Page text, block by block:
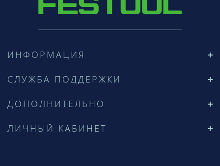
ИНФОРМАЦИЯ
СЛУЖБА ПОДДЕРЖКИ
ДОПОЛНИТЕЛЬНО
ЛИЧНЫЙ КАБИНЕТ